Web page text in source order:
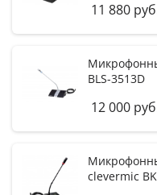
11 880
BLS-3513D
12 000
clevermic